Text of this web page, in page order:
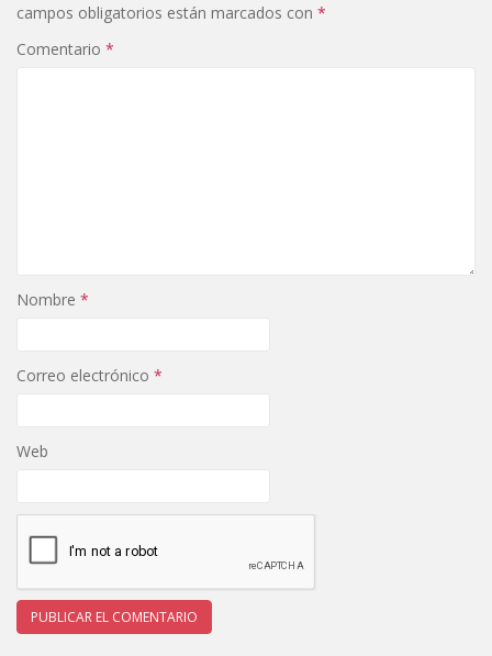
campos obligatorios están marcados con *
Comentario *
Nombre *
Correo electrónico *
Web